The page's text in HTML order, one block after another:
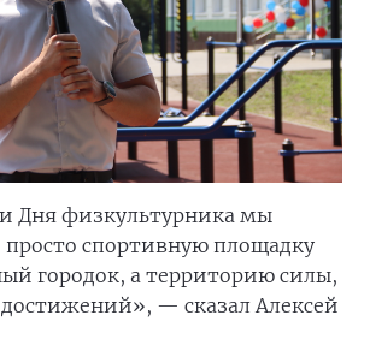
Дня физкультурника мы
спортивную площадку
городок, а территорию силы,
— сказал Алексей